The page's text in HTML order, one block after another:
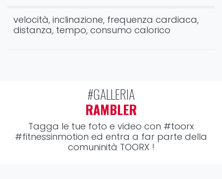
velocità, inclinazione, frequenza cardiaca,
distanza, tempo, consumo calorico
#GALLERIA
RAMBLER
Tagga le tue foto e video con #toorx
#fitnessinmotion ed entra a far parte della
comuninità TOORX !